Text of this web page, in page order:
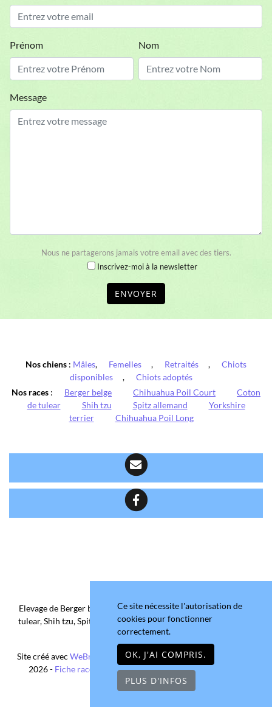
Prénom Nom
Message
Nous ne partagerons jamais votre email avec des tiers.
Inscrivez-moi à la newsletter
ENVOYER
Nos chiens : Mâles, Femelles , Retraités ,
Chiots
disponibles
,
Chiots adoptés
Nos races : Berger belge Chihuahua Poil Court
Coton
de tulear
Shih tzu Spitz allemand
Yorkshire
terrier
Chihuahua Poil Long
Elevage de Berger belge, Chihuahua Poil Court/Long, Coton de
tulear, Shih tzu, Spitz allemand et Yorkshire terrier depuis 2006
situé en Maine-et-Loire
Site créé avec WeBreed
- Copyright© Domaine de la Chantelaie
2026 - Fiche race Chihuahua Poil Long-Mentions légales
Ce site nécessite l'autorisation de
cookies pour fonctionner
correctement.
OK, J'AI COMPRIS.
PLUS D'INFOS